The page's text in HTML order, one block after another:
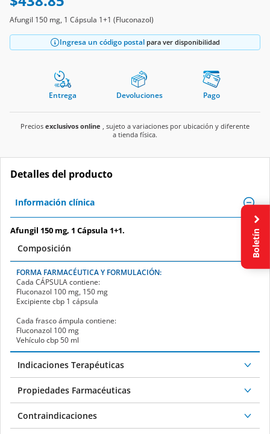
Afungil 150 mg, 1 Cápsula 1+1 (Fluconazol)
Ingresa un código postal para ver disponibilidad
Entrega Devoluciones Pago
Precios exclusivos online , sujeto a variaciones por ubicación y diferente
a tienda física.
Detalles del producto
Información clínica
Afungil 150 mg, 1 Cápsula 1+1.
Composición
FORMA FARMACÉUTICA Y FORMULACIÓN:
Cada CÁPSULAcontiene:
Fluconazol 100 mg, 150 mg
Excipiente cbp 1 cápsula
Cada frasco ámpula contiene:
Fluconazol 100 mg
Vehículo cbp 50 ml
Indicaciones Terapéuticas
Propiedades Farmacéuticas
Contraindicaciones
Boletín